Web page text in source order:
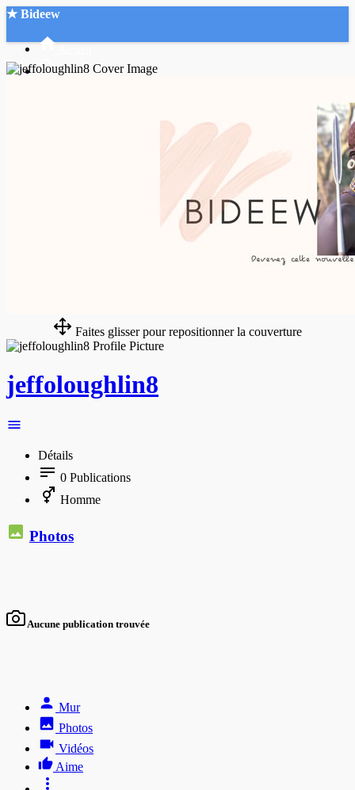
★ Bideew
Faites glisser pour repositionner la couverture
jeffoloughlin8
Détails
0 Publications
Homme
Photos
Aucune publication trouvée
Mur
Photos
Vidéos
Aime